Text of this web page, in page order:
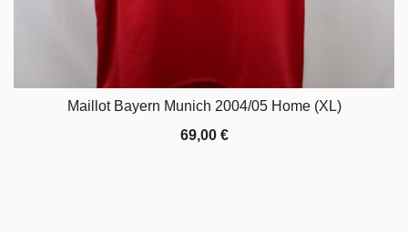
Maillot Bayern Munich 2004/05 Home (XL)
69,00 €